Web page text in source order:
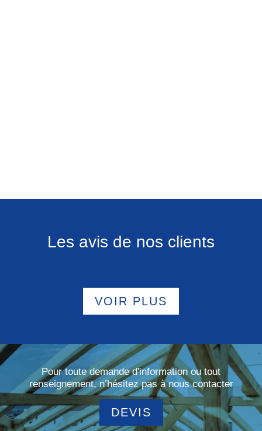
Les avis de nos clients
VOIR PLUS
Pour toute demande d'information ou tout
renseignement, n’hésitez pas à nous contacter
DEVIS